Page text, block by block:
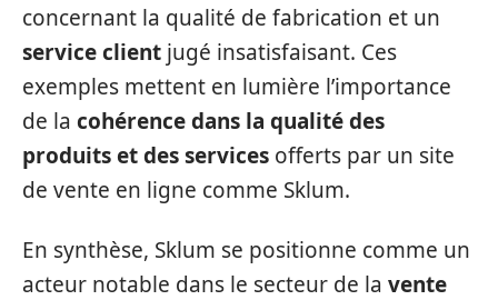
concernant la qualité de fabrication et un
service client jugé insatisfaisant. Ces
exemples mettent en lumière l’importance
de la cohérence dans la qualité des
produits et des services offerts par un site
de vente en ligne comme Sklum.
En synthèse, Sklum se positionne comme un
acteur notable dans le secteur de la vente